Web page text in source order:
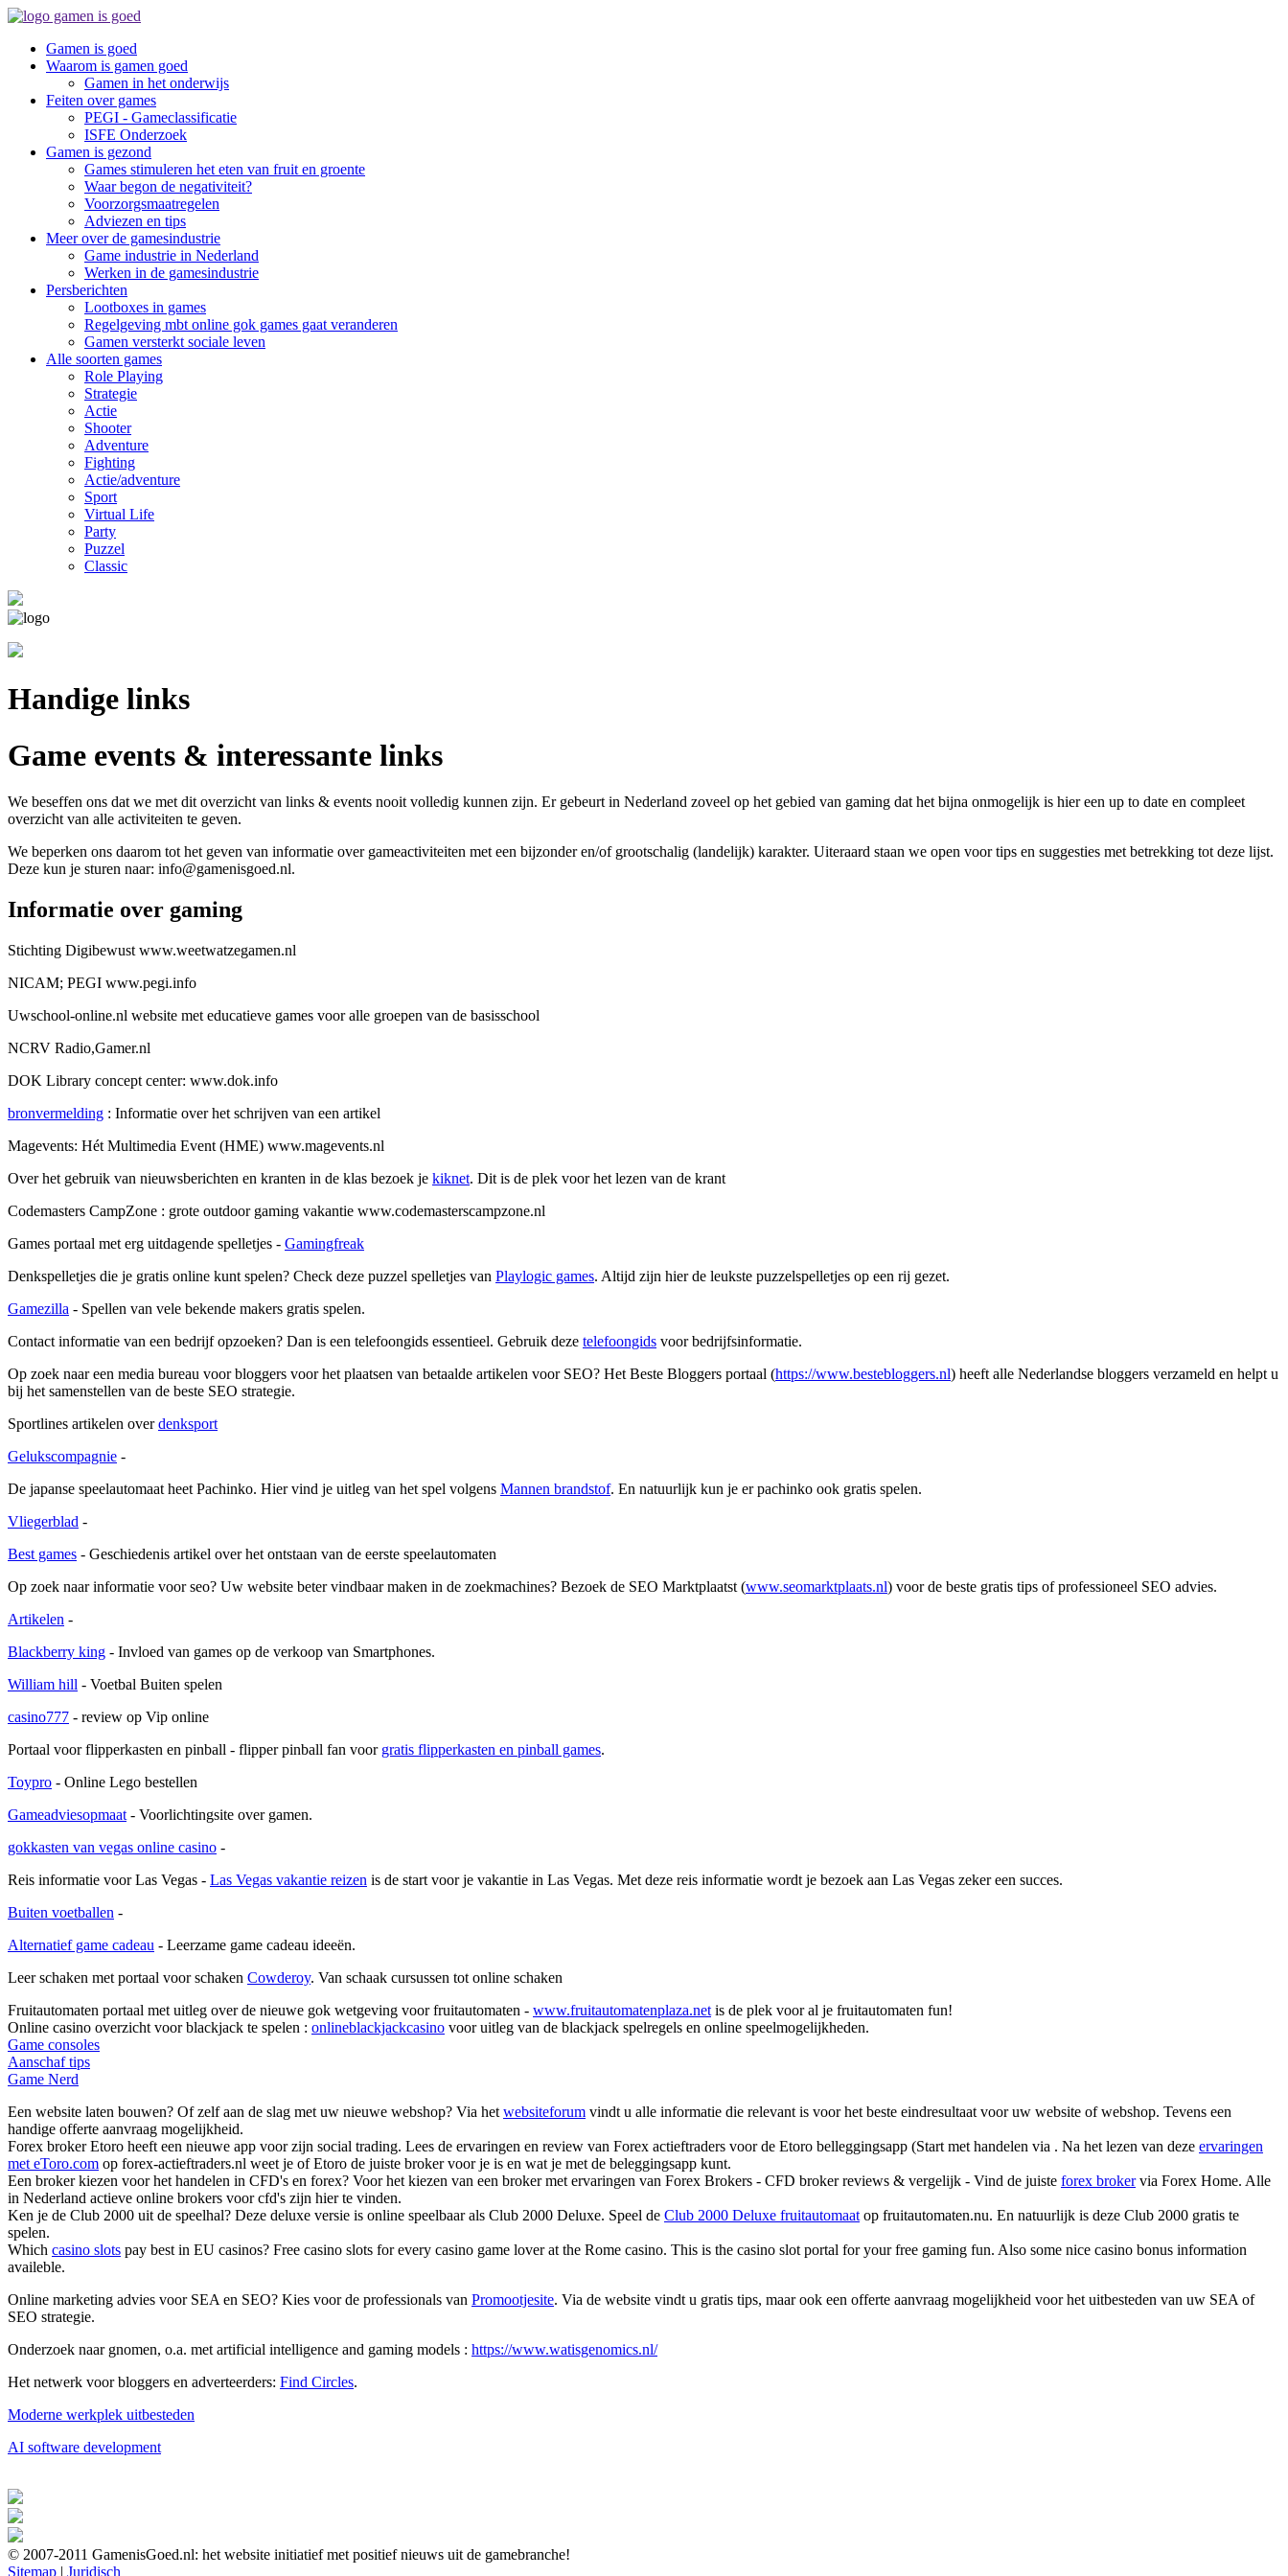
Gamen is goed
Waarom is gamen goed
Gamen in het onderwijs
Feiten over games
PEGI - Gameclassificatie
ISFE Onderzoek
Gamen is gezond
Games stimuleren het eten van fruit en groente
Waar begon de negativiteit?
Voorzorgsmaatregelen
Adviezen en tips
Meer over de gamesindustrie
Game industrie in Nederland
Werken in de gamesindustrie
Persberichten
Lootboxes in games
Regelgeving mbt online gok games gaat veranderen
Gamen versterkt sociale leven
Alle soorten games
Role Playing
Strategie
Actie
Shooter
Adventure
Fighting
Actie/adventure
Sport
Virtual Life
Party
Puzzel
Classic
Handige links
Game events & interessante links
We beseffen ons dat we met dit overzicht van links & events nooit volledig kunnen zijn. Er gebeurt in Nederland zoveel op het gebied van gaming dat het bijna onmogelijk is hier een up to date en compleet
overzicht van alle activiteiten te geven.
We beperken ons daarom tot het geven van informatie over gameactiviteiten met een bijzonder en/of grootschalig (landelijk) karakter. Uiteraard staan we open voor tips en suggesties met betrekking tot deze lijst.
Deze kun je sturen naar: info@gamenisgoed.nl.
Informatie over gaming
Stichting Digibewust www.weetwatzegamen.nl
NICAM; PEGI www.pegi.info
Uwschool-online.nl website met educatieve games voor alle groepen van de basisschool
NCRV Radio,Gamer.nl
DOK Library concept center: www.dok.info
bronvermelding : Informatie over het schrijven van een artikel
Magevents: Hét Multimedia Event (HME) www.magevents.nl
Over het gebruik van nieuwsberichten en kranten in de klas bezoek je kiknet. Dit is de plek voor het lezen van de krant
Codemasters CampZone : grote outdoor gaming vakantie www.codemasterscampzone.nl
Games portaal met erg uitdagende spelletjes - Gamingfreak
Denkspelletjes die je gratis online kunt spelen? Check deze puzzel spelletjes van Playlogic games. Altijd zijn hier de leukste puzzelspelletjes op een rij gezet.
Gamezilla - Spellen van vele bekende makers gratis spelen.
Contact informatie van een bedrijf opzoeken? Dan is een telefoongids essentieel. Gebruik deze telefoongids voor bedrijfsinformatie.
Op zoek naar een media bureau voor bloggers voor het plaatsen van betaalde artikelen voor SEO? Het Beste Bloggers portaal (https://www.bestebloggers.nl) heeft alle Nederlandse bloggers verzameld en helpt u
bij het samenstellen van de beste SEO strategie.
Sportlines artikelen overdenksport
Gelukscompagnie -
De japanse speelautomaat heet Pachinko. Hier vind je uitleg van het spel volgens Mannen brandstof. En natuurlijk kun je er pachinko ook gratis spelen.
Vliegerblad -
Best games - Geschiedenis artikel over het ontstaan van de eerste speelautomaten
Op zoek naar informatie voor seo? Uw website beter vindbaar maken in de zoekmachines? Bezoek de SEO Marktplaatst (www.seomarktplaats.nl) voor de beste gratis tips of professioneel SEO advies.
Artikelen -
Blackberry king - Invloed van games op de verkoop van Smartphones.
William hill - Voetbal Buiten spelen
casino777 - review op Vip online
Portaal voor flipperkasten en pinball - flipper pinball fan voor gratis flipperkasten en pinball games.
Toypro - Online Lego bestellen
Gameadviesopmaat - Voorlichtingsite over gamen.
gokkasten van vegas online casino -
Reis informatie voor Las Vegas - Las Vegas vakantie reizen is de start voor je vakantie in Las Vegas. Met deze reis informatie wordt je bezoek aan Las Vegas zeker een succes.
Buiten voetballen -
Alternatief game cadeau - Leerzame game cadeau ideeën.
Leer schaken met portaal voor schaken Cowderoy. Van schaak cursussen tot online schaken
Fruitautomaten portaal met uitleg over de nieuwe gok wetgeving voor fruitautomaten - www.fruitautomatenplaza.net is de plek voor al je fruitautomaten fun!
Online casino overzicht voor blackjack te spelen : onlineblackjackcasino voor uitleg van de blackjack spelregels en online speelmogelijkheden.
Game consoles
Aanschaf tips
Game Nerd
Een website laten bouwen? Of zelf aan de slag met uw nieuwe webshop? Via het websiteforum vindt u alle informatie die relevant is voor het beste eindresultaat voor uw website of webshop. Tevens een
handige offerte aanvraag mogelijkheid.
Forex broker Etoro heeft een nieuwe app voor zijn social trading. Lees de ervaringen en review van Forex actieftraders voor de Etoro belleggingsapp (Start met handelen via . Na het lezen van deze ervaringen
met eToro.com op forex-actieftraders.nl weet je of Etoro de juiste broker voor je is en wat je met de beleggingsapp kunt.
Een broker kiezen voor het handelen in CFD's en forex? Voor het kiezen van een broker met ervaringen van Forex Brokers - CFD broker reviews & vergelijk - Vind de juiste forex brokervia Forex Home. Alle
in Nederland actieve online brokers voor cfd's zijn hier te vinden.
Ken je de Club 2000 uit de speelhal? Deze deluxe versie is online speelbaar als Club 2000 Deluxe. Speel de Club 2000 Deluxe fruitautomaat op fruitautomaten.nu. En natuurlijk is deze Club 2000 gratis te
spelen.
Which casino slots pay best in EU casinos? Free casino slots for every casino game lover at the Rome casino. This is the casino slot portal for your free gaming fun. Also some nice casino bonus information
availeble.
Online marketing advies voor SEA en SEO? Kies voor de professionals van Promootjesite. Via de website vindt u gratis tips, maar ook een offerte aanvraag mogelijkheid voor het uitbesteden van uw SEA of
SEO strategie.
Onderzoek naar gnomen, o.a. met artificial intelligence and gaming models : https://www.watisgenomics.nl/
Het netwerk voor bloggers en adverteerders: Find Circles.
Moderne werkplek uitbesteden
AI software development
© 2007-2011 GamenisGoed.nl: het website initiatief met positief nieuws uit de gamebranche!
Sitemap | Juridisch